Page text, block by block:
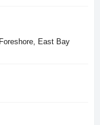
East Bay